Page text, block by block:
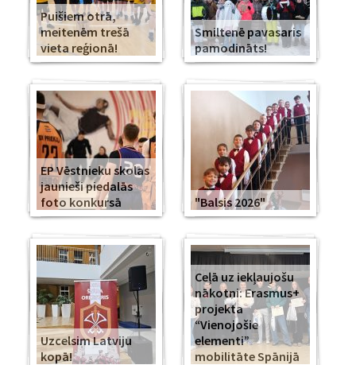
Puišiem otrā,
meitenēm trešā
vieta reģionā!
Smiltenē pavasaris
pamodināts!
EP Vēstnieku skolas
jaunieši piedalās
foto konkursā
"Balsis 2026"
Uzcelsim Latviju
kopā!
Ceļā uz iekļaujošu
nākotni: Erasmus+
projekta
“Vienojošie
elementi”
mobilitāte Spānijā